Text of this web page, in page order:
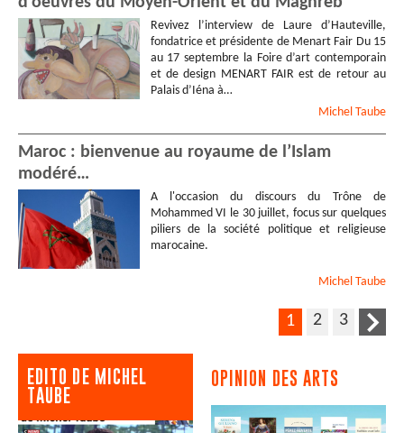
Revivez l’interview de Laure d’Hauteville,
fondatrice et présidente de Menart Fair Du 15
au 17 septembre la Foire d’art contemporain
et de design MENART FAIR est de retour au
Palais d’Iéna à…
Michel Taube
Maroc : bienvenue au royaume de l’Islam
modéré…
A l'occasion du discours du Trône de
Mohammed VI le 30 juillet, focus sur quelques
piliers de la société politique et religieuse
marocaine.
Michel Taube
1 2 3
EDITO DE MICHEL
TAUBE
OPINION DES ARTS